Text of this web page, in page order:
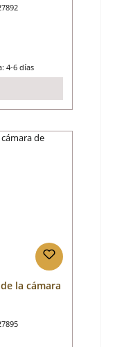
4-6 días
la cámara